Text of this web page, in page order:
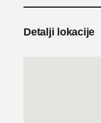
Detalji lokacije